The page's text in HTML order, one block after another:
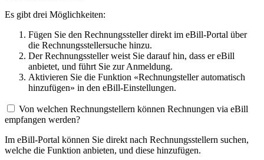
Es gibt drei Möglichkeiten:
Fügen Sie den Rechnungssteller direkt im eBill-Portal über
die Rechnungsstellersuche hinzu.
Der Rechnungssteller weist Sie darauf hin, dass er eBill
anbietet, und führt Sie zur Anmeldung.
Aktivieren Sie die Funktion «Rechnungsteller automatisch
hinzufügen» in den eBill-Einstellungen.
Von welchen Rechnungstellern können Rechnungen via eBill
empfangen werden?
Im eBill-Portal können Sie direkt nach Rechnungsstellern suchen,
welche die Funktion anbieten, und diese hinzufügen.